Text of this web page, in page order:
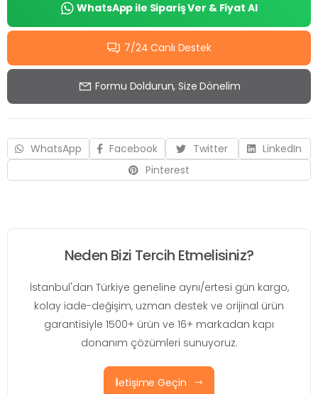
WhatsApp ile Sipariş Ver & Fiyat Al
7/24 Canlı Destek
Formu Doldurun, Size Dönelim
WhatsApp Facebook Twitter
LinkedIn
Pinterest
Neden Bizi Tercih Etmelisiniz?
İstanbul'dan Türkiye geneline aynı/ertesi gün kargo,
kolay iade-değişim, uzman destek ve orijinal ürün
garantisiyle 1500+ ürün ve 16+ markadan kapı
donanım çözümleri sunuyoruz.
İletişime Geçin